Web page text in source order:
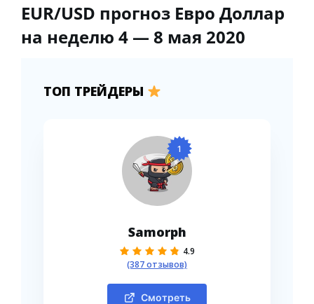
EUR/USD прогноз Евро Доллар
на неделю 4 — 8 мая 2020
ТОП ТРЕЙДЕРЫ
1
Samorph
4.9
(387 отзывов)
Смотреть